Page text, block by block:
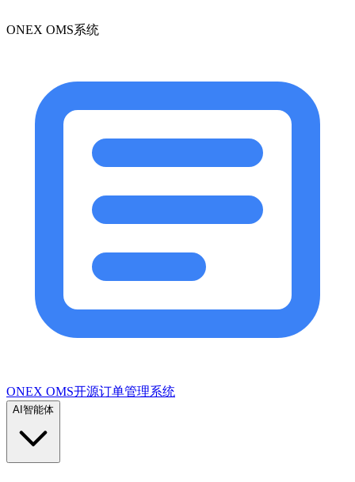
ONEX OMS系统
ONEX OMS开源订单管理系统
AI智能体